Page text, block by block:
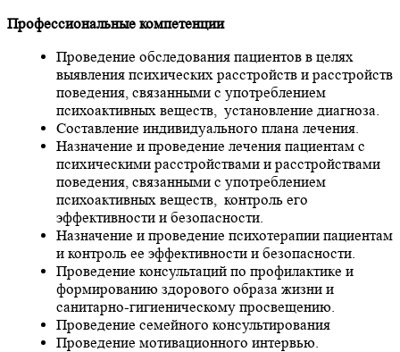
Профессиональные компетенции
Проведение обследования пациентов в целях
выявления психических расстройств и расстройств
поведения, связанными с употреблением
психоактивных веществ, установление диагноза.
Составление индивидуального плана лечения.
Назначение и проведение лечения пациентам с
психическими расстройствами и расстройствами
поведения, связанными с употреблением
психоактивных веществ, контроль его
эффективности и безопасности.
Назначение и проведение психотерапии пациентам
и контроль ее эффективности и безопасности.
Проведение консультаций по профилактике и
формированию здорового образа жизни и
санитарно-гигиеническому просвещению.
Проведение семейного консультирования
Проведение мотивационного интервью.